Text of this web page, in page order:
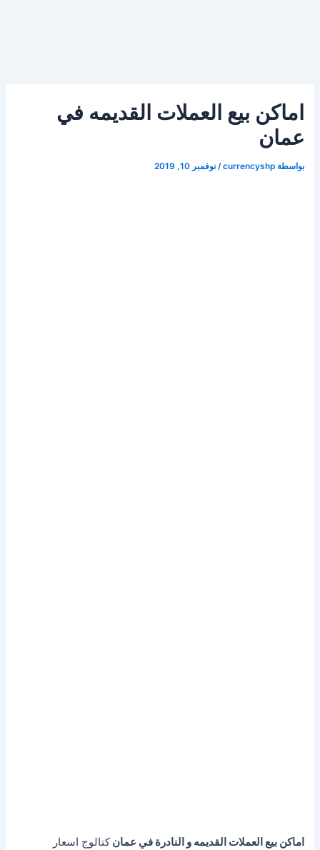
اماكن بيع العملات القديمه في
عمان
بواسطة currencyshp
/نوفمبر 10, 2019
اماكن بيع العملات القديمه و النادرة في عمانكتالوج اسعار